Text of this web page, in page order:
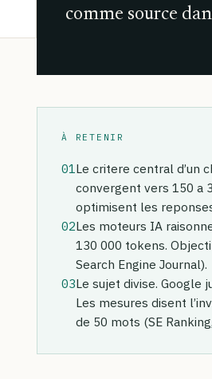
comme source
À RETENIR
01Le critere central d’un
convergent vers 150 a
optimisent les
02Les moteurs IA
130 000 tokens.
Search Engine Journal).
03Le sujet divise. Google
Les mesures disent
de 50 mots (SE